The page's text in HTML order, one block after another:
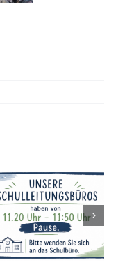
Feste
Pausenzeiten
in unseren
Büros ab
Schuljahr
2026/2027